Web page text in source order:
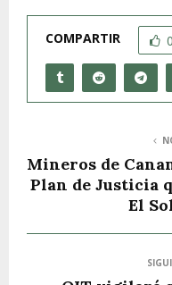
COMPARTIR 0
Mineros de
Plan de Justicia
El